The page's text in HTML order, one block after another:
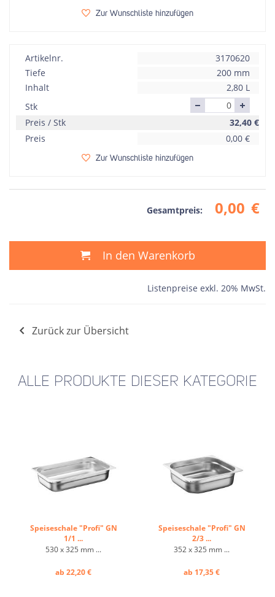
Zur Wunschliste hinzufügen
Artikelnr.
3170620
Tiefe
200 mm
Inhalt
2,80 L
Stk
Preis / Stk
32,40 €
Preis
0,00 €
Zur Wunschliste hinzufügen
Gesamtpreis: 0,00 €
In den Warenkorb
Listenpreise exkl. 20% MwSt.
Zurück zur Übersicht
ALLE PRODUKTE DIESER KATEGORIE
Speiseschale "Profi" GN
1/1 ...
530 x 325 mm ...
ab 22,20 €
Speiseschale "Profi" GN
2/3 ...
352 x 325 mm ...
ab 17,35 €